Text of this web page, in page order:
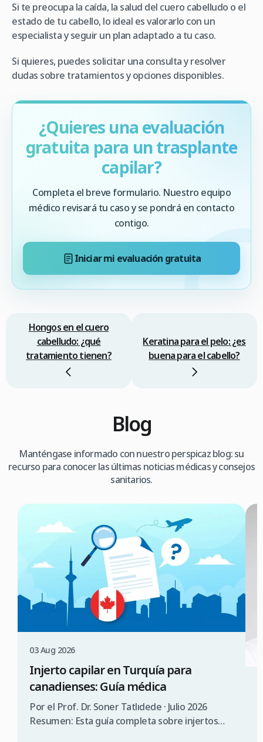
Si te preocupa la caída, la salud del cuero cabelludo o el
estado de tu cabello, lo ideal es valorarlo con un
especialista y seguir un plan adaptado a tu caso.
Si quieres, puedes solicitar una consulta y resolver
dudas sobre tratamientos y opciones disponibles.
¿Quieres una evaluación
gratuita para un trasplante
capilar?
Completa el breve formulario. Nuestro equipo
médico revisará tu caso y se pondrá en contacto
contigo.
Iniciar mi evaluación gratuita
Hongos en el cuero
cabelludo: ¿qué
tratamiento tienen?
Keratina para el pelo: ¿es
buena para el cabello?
Blog
Manténgase informado con nuestro perspicaz blog: su
recurso para conocer las últimas noticias médicas y consejos
sanitarios.
03 Aug 2026
Injerto capilar en Turquía para
canadienses: Guía médica
Por el Prof. Dr. Soner Tatlıdede · Julio 2026
Resumen: Esta guía completa sobre injertos